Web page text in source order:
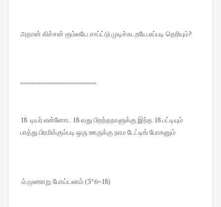
அதான் கிச்சன் ரூம்லயே சாப்ட்டு முடிச்சுடறயே.எப்படி தெரியும்?
======================
18 டியர்.என்னோட 18 வது பிறந்தநாளுக்கு இந்த 18 பட்டியும்
பாத்து பிரமிக்கும்படி ஒரு ஊருக்கு நாம டேட்டிங் போகனும்
ம்.மூணாறு போய்டலாம் (3*6=18)